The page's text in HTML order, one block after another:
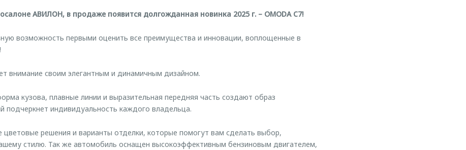
АВИЛОН, в продаже появится долгожданная новинка 2025 г. – OMODA C7!
возможность первыми оценить все преимущества и инновации, воплощенные в
внимание своим элегантным и динамичным дизайном.
кузова, плавные линии и выразительная передняя часть создают образ
подчеркнет индивидуальность каждого владельца.
цветовые решения и варианты отделки, которые помогут вам сделать выбор,
стилю. Так же автомобиль оснащен высокоэффективным бензиновым двигателем,